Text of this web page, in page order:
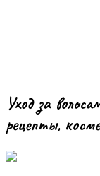
Уход за
рецепты,